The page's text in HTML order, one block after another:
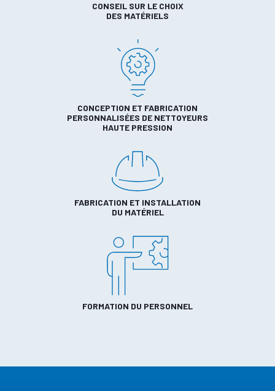
CONSEIL SUR LE CHOIX
DES MATÉRIELS
CONCEPTION ET FABRICATION
PERSONNALISÉES DE NETTOYEURS
HAUTE PRESSION
FABRICATION ET INSTALLATION
DU MATÉRIEL
FORMATION DU PERSONNEL